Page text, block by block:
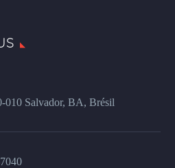
010 Salvador, BA, Brésil